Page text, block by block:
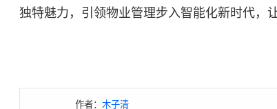
独特魅力，引领物业管理步入智能化新时代，
作者： 木子清